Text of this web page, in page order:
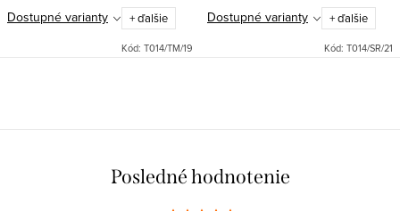
Dostupné varianty
+ ďalšie
Kód: T014/TM/19
Dostupné varianty
+ ďalšie
Kód: T014/SR/21
Posledné hodnotenie